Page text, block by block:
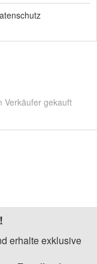
Verkäufer gekauft
erhalte exklusive